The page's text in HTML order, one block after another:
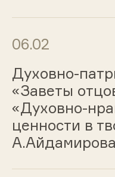
06.02
Духовно-
«Заветы
«Духовно-
ценности в